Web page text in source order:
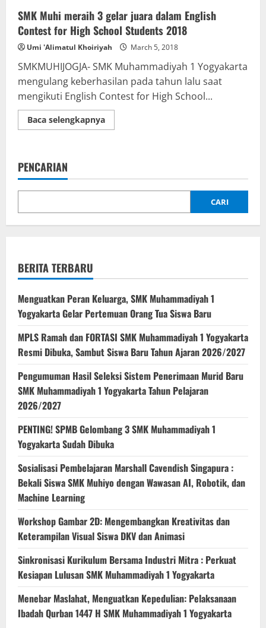
SMK Muhi meraih 3 gelar juara dalam English
Contest for High School Students 2018
Umi 'Alimatul Khoiriyah March 5, 2018
SMKMUHIJOGJA- SMK Muhammadiyah 1 Yogyakarta
mengulang keberhasilan pada tahun lalu saat
mengikuti English Contest for High School...
Baca selengkapnyaRead
more
gelar
dalam
Contest
High
PENCARIAN
CARI
BERITA TERBARU
Menguatkan Peran Keluarga, SMK Muhammadiyah 1
Yogyakarta Gelar Pertemuan Orang Tua Siswa Baru
MPLS Ramah dan FORTASI SMK Muhammadiyah 1 Yogyakarta
Resmi Dibuka, Sambut Siswa Baru Tahun Ajaran 2026/2027
Pengumuman Hasil Seleksi Sistem Penerimaan Murid Baru
SMK Muhammadiyah 1 Yogyakarta Tahun Pelajaran
2026/2027
PENTING! SPMB Gelombang 3 SMK Muhammadiyah 1
Yogyakarta Sudah Dibuka
Sosialisasi Pembelajaran Marshall Cavendish Singapura :
Bekali Siswa SMK Muhiyo dengan Wawasan AI, Robotik, dan
Machine Learning
Workshop Gambar 2D: Mengembangkan Kreativitas dan
Keterampilan Visual Siswa DKV dan Animasi
Sinkronisasi Kurikulum Bersama Industri Mitra : Perkuat
Kesiapan Lulusan SMK Muhammadiyah 1 Yogyakarta
Menebar Maslahat, Menguatkan Kepedulian: Pelaksanaan
Ibadah Qurban 1447 H SMK Muhammadiyah 1 Yogyakarta